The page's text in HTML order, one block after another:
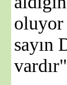
oluyor
sayın